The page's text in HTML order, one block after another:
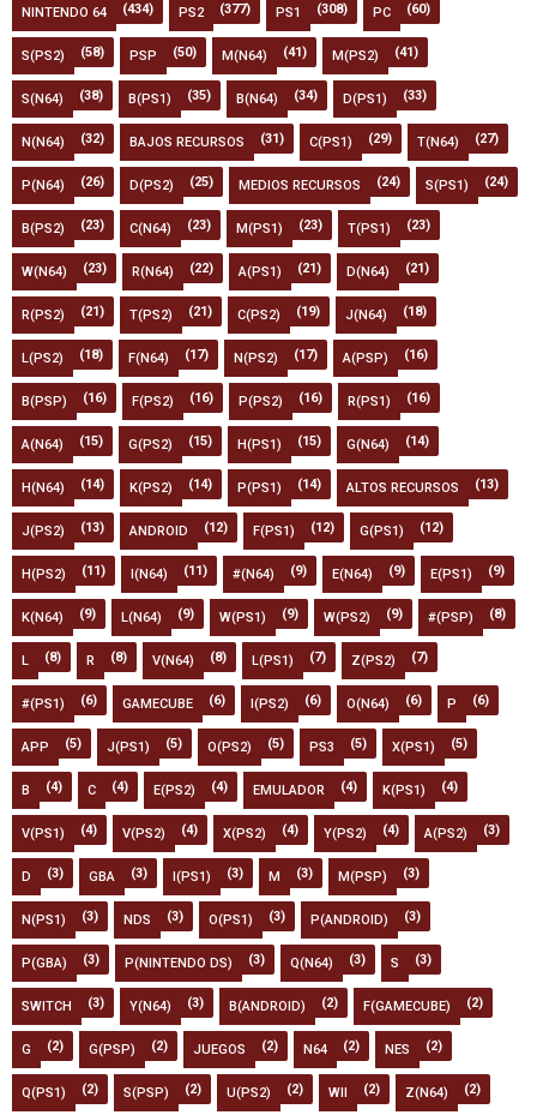
NINTENDO 64 (434) PS2 (377) PS1 (308) PC (60)
S(PS2) (58) PSP (50) M(N64) (41) M(PS2) (41)
S(N64) (38) B(PS1) (35) B(N64) (34) D(PS1) (33)
N(N64) (32) BAJOS RECURSOS (31) C(PS1) (29) T(N64) (27)
P(N64) (26) D(PS2) (25) MEDIOS RECURSOS (24) S(PS1) (24)
B(PS2) (23) C(N64) (23) M(PS1) (23) T(PS1) (23)
W(N64) (23) R(N64) (22) A(PS1) (21) D(N64) (21)
R(PS2) (21) T(PS2) (21) C(PS2) (19) J(N64) (18)
L(PS2) (18) F(N64) (17) N(PS2) (17) A(PSP) (16)
B(PSP) (16) F(PS2) (16) P(PS2) (16) R(PS1) (16)
A(N64) (15) G(PS2) (15) H(PS1) (15) G(N64) (14)
H(N64) (14) K(PS2) (14) P(PS1) (14) ALTOS RECURSOS (13)
J(PS2) (13) ANDROID (12) F(PS1) (12) G(PS1) (12)
H(PS2) (11) I(N64) (11) #(N64) (9) E(N64) (9) E(PS1) (9)
K(N64) (9) L(N64) (9) W(PS1) (9) W(PS2) (9) #(PSP) (8)
L (8) R (8) V(N64) (8) L(PS1) (7) Z(PS2) (7)
#(PS1) (6) GAMECUBE (6) I(PS2) (6) O(N64) (6) P (6)
APP (5) J(PS1) (5) O(PS2) (5) PS3 (5) X(PS1) (5)
B (4) C (4) E(PS2) (4) EMULADOR (4) K(PS1) (4)
V(PS1) (4) V(PS2) (4) X(PS2) (4) Y(PS2) (4) A(PS2) (3)
D (3) GBA (3) I(PS1) (3) M (3) M(PSP) (3)
N(PS1) (3) NDS (3) O(PS1) (3) P(ANDROID) (3)
P(GBA) (3) P(NINTENDO DS) (3) Q(N64) (3) S (3)
SWITCH (3) Y(N64) (3) B(ANDROID) (2) F(GAMECUBE) (2)
G (2) G(PSP) (2) JUEGOS (2) N64 (2) NES (2)
Q(PS1) (2) S(PSP) (2) U(PS2) (2) WII (2) Z(N64) (2)